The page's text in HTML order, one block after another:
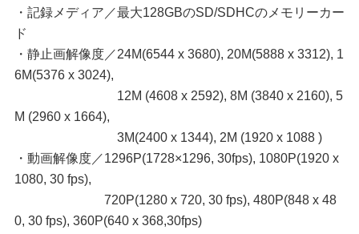
・記録メディア／最大128GBのSD/SDHCのメモリーカー
ド
・静止画解像度／24M(6544 x 3680), 20M(5888 x 3312), 1
6M(5376 x 3024),
12M (4608 x 2592), 8M (3840 x 2160), 5
M (2960 x 1664),
3M(2400 x 1344), 2M (1920 x 1088 )
・動画解像度／1296P(1728×1296, 30fps), 1080P(1920 x
1080, 30 fps),
720P(1280 x 720, 30 fps), 480P(848 x 48
0, 30 fps), 360P(640 x 368,30fps)